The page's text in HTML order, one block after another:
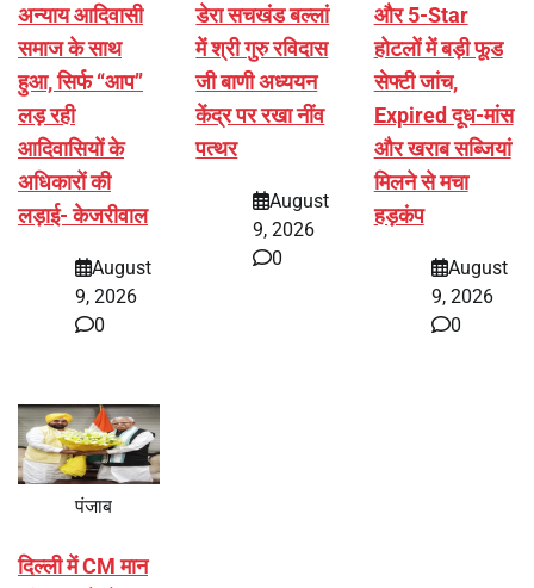
अन्याय आदिवासी
समाज के साथ
हुआ, सिर्फ ‘‘आप’’
लड़ रही
आदिवासियों के
अधिकारों की
लड़ाई- केजरीवाल
August
9, 2026
0
डेरा सचखंड बल्लां
में श्री गुरु रविदास
जी बाणी अध्ययन
केंद्र पर रखा नींव
पत्थर
August
9, 2026
0
और 5-Star
होटलों में बड़ी फूड
सेफ्टी जांच,
Expired दूध-मांस
और खराब सब्जियां
मिलने से मचा
हड़कंप
August
9, 2026
0
पंजाब
दिल्ली में CM मान